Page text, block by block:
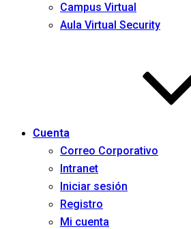
Campus Virtual
Aula Virtual Security
Cuenta
Correo Corporativo
Intranet
Iniciar sesión
Registro
Mi cuenta